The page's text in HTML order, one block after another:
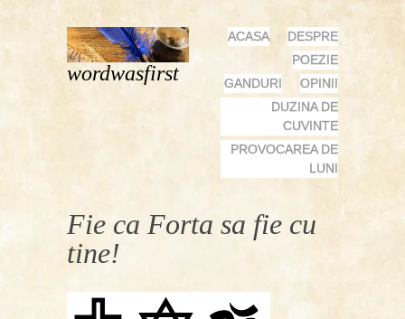
wordwasfirst
MENU
SKIP
CONTENT
ACASA
DESPRE
POEZIE
GANDURI
OPINII
DUZINA DE
CUVINTE
PROVOCAREA DE
LUNI
Fie ca Forta sa fie cu
tine!